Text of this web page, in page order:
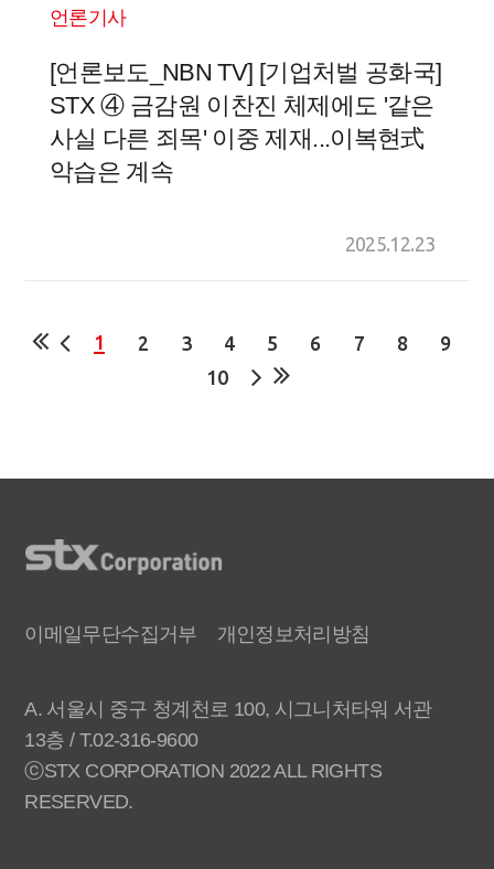
언론기사
[언론보도_NBN TV] [기업처벌 공화국]
STX ④ 금감원 이찬진 체제에도 '같은
사실 다른 죄목' 이중 제재...이복현式
악습은 계속
2025.12.23
1 2 3 4 5 6 7 8
9
10
이메일무단수집거부 개인정보처리방침
A. 서울시 중구 청계천로 100, 시그니처타워 서관
13층 / T.02-316-9600
ⓒSTX CORPORATION 2022 ALL RIGHTS
RESERVED.